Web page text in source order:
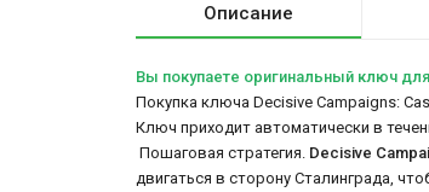
Описание
Вы покупаете оригинальный ключ
Покупка ключа Decisive Campaigns:
Ключ приходит автоматически в
Пошаговая стратегия. Decisive
двигаться в сторону Сталинграда,